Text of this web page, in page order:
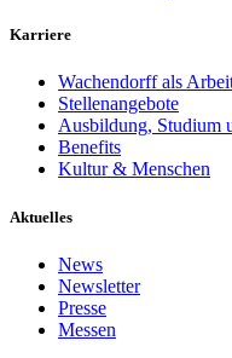
Karriere
Wachendorff als
Stellenangebote
Ausbildung, Studium
Benefits
Kultur & Menschen
Aktuelles
News
Newsletter
Presse
Messen